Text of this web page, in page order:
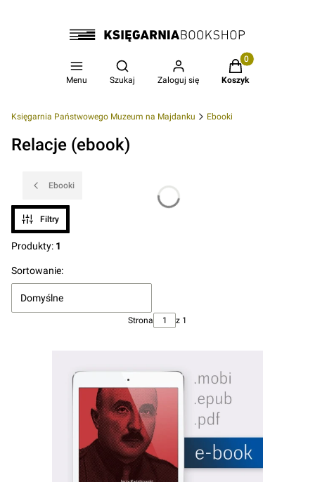
Menu
Otwórz wyszukiwarkę
Szukaj Zaloguj się
Produkty w
Koszyk
Księgarnia Państwowego Muzeum na Majdanku Ebooki
Relacje (ebook)
Ebooki
Filtry
Produkty: 1
Lista produktów
Sortowanie:
Domyślne
Strona z 1